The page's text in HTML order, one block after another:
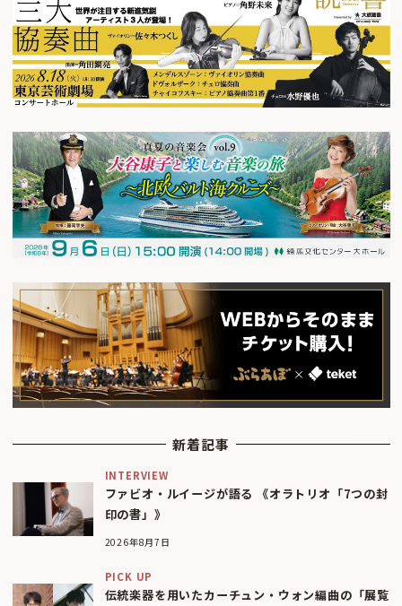
新着記事
INTERVIEW
ファビオ・ルイージが語る 《オラトリオ「7つの封
印の書」》
2026年8月7日
PICK UP
伝統楽器を用いたカーチュン・ウォン編曲の「展覧